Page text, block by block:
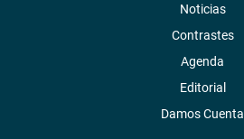
Noticias
Contrastes
Agenda
Editorial
Damos Cuenta